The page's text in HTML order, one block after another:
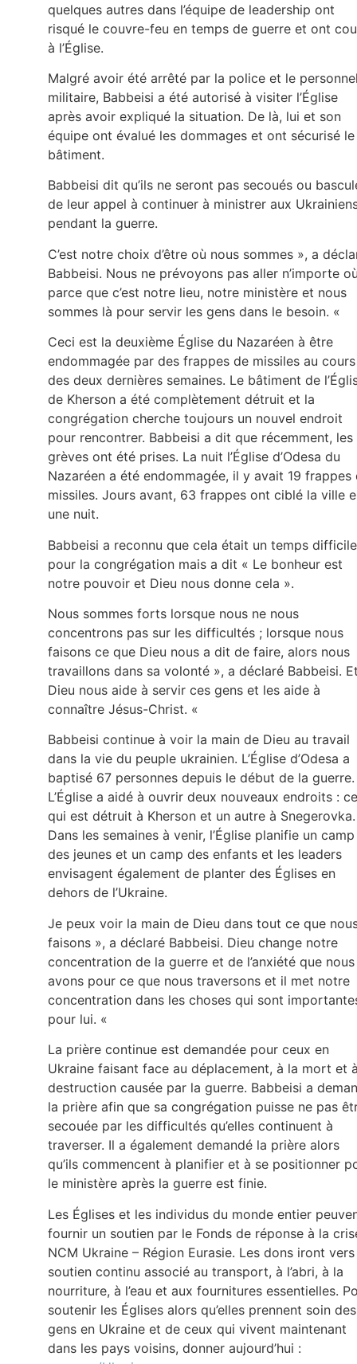
quelques autres dans l’équipe de leadership ont
risqué le couvre-feu en temps de guerre et ont
à l’Église.
Malgré avoir été arrêté par la police et le
militaire, Babbeisi a été autorisé à visiter l’Église
après avoir expliqué la situation. De là, lui et son
équipe ont évalué les dommages et ont sécurisé le
bâtiment.
Babbeisi dit qu’ils ne seront pas secoués ou
de leur appel à continuer à ministrer aux
pendant la guerre.
C’est notre choix d’être où nous sommes », a
Babbeisi. Nous ne prévoyons pas aller n’importe
parce que c’est notre lieu, notre ministère et nous
sommes là pour servir les gens dans le besoin. «
Ceci est la deuxième Église du Nazaréen à être
endommagée par des frappes de missiles au cours
des deux dernières semaines. Le bâtiment de
de Kherson a été complètement détruit et la
congrégation cherche toujours un nouvel endroit
pour rencontrer. Babbeisi a dit que récemment, les
grèves ont été prises. La nuit l’Église d’Odesa du
Nazaréen a été endommagée, il y avait 19 frappes
missiles. Jours avant, 63 frappes ont ciblé la ville
une nuit.
Babbeisi a reconnu que cela était un temps difficile
pour la congrégation mais a dit « Le bonheur est
notre pouvoir et Dieu nous donne cela ».
Nous sommes forts lorsque nous ne nous
concentrons pas sur les difficultés ; lorsque nous
faisons ce que Dieu nous a dit de faire, alors nous
travaillons dans sa volonté », a déclaré Babbeisi.
Dieu nous aide à servir ces gens et les aide à
connaître Jésus-Christ. «
Babbeisi continue à voir la main de Dieu au travail
dans la vie du peuple ukrainien. L’Église d’Odesa a
baptisé 67 personnes depuis le début de la guerre.
L’Église a aidé à ouvrir deux nouveaux endroits :
qui est détruit à Kherson et un autre à Snegerovka.
Dans les semaines à venir, l’Église planifie un camp
des jeunes et un camp des enfants et les leaders
envisagent également de planter des Églises en
dehors de l’Ukraine.
Je peux voir la main de Dieu dans tout ce que
faisons », a déclaré Babbeisi. Dieu change notre
concentration de la guerre et de l’anxiété que nous
avons pour ce que nous traversons et il met notre
concentration dans les choses qui sont
pour lui. «
La prière continue est demandée pour ceux en
Ukraine faisant face au déplacement, à la mort et
destruction causée par la guerre. Babbeisi a
la prière afin que sa congrégation puisse ne pas
secouée par les difficultés qu’elles continuent à
traverser. Il a également demandé la prière alors
qu’ils commencent à planifier et à se positionner
le ministère après la guerre est finie.
Les Églises et les individus du monde entier
fournir un soutien par le Fonds de réponse à la
NCM Ukraine – Région Eurasie. Les dons iront
soutien continu associé au transport, à l’abri, à la
nourriture, à l’eau et aux fournitures essentielles.
soutenir les Églises alors qu’elles prennent soin des
gens en Ukraine et de ceux qui vivent maintenant
dans les pays voisins, donner aujourd’hui :